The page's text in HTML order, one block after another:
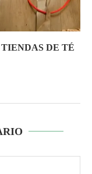
DE TÉ